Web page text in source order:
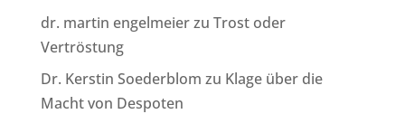
dr. martin engelmeierzu Trost oder
Vertröstung
Dr. Kerstin Soederblom zu Klage über die
Macht von Despoten